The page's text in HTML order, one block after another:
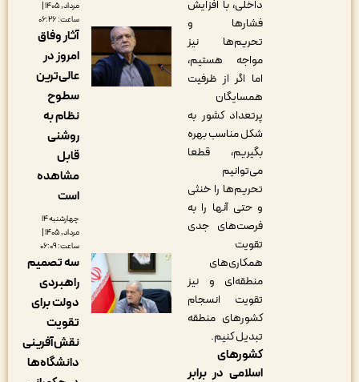
داخلی، با افزایش
فشارها و
تحریم‌ها نیز
مواجه هستیم،
اما اگر از ظرفیت
همسایگان
پرتعداد کشور به
شکل مناسب بهره
بگیریم، قطعا
می‌توانیم
تحریم‌ها را خنثی
و حتی آنها را به
فرصت‌های جدی
همکاری‌های
منطقه‌ای و نیز
تقویت انسجام
کشورهای منطقه
تبدیل کنیم.
کشورهای
اسلامی در برابر
مرداد, ۱۴۰۵ |
آثار وفاق
امروز در
عالی‌ترین
نظام به
مشاهده
چهارشنبه ۱۴
مرداد, ۱۴۰۵ |
سه تصمیم
راهبردی
دولت برای
نقش‌آفرینی
دانشگاه‌ها